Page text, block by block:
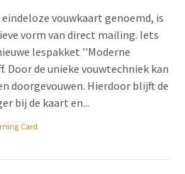
vouwkaart genoemd, is
vorm van direct mailing. Iets
lespakket ''Moderne
Door de unieke vouwtechniek kan
doorgevouwen. Hierdoor blijft de
bij de kaart en...
Card